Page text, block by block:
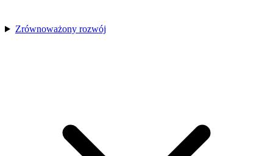
Zrównoważony rozwój